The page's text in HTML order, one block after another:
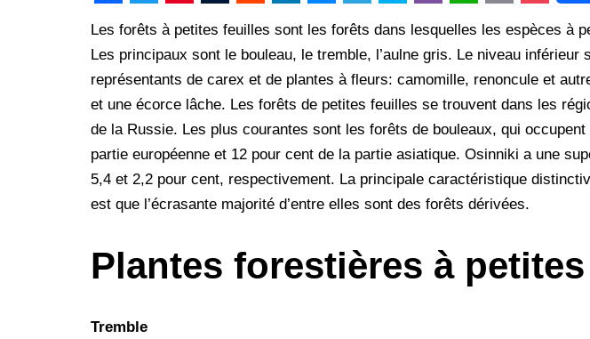
a
c
e
b
o
o
k
T
w
i
t
t
e
r
P
i
n
t
e
r
e
s
u
m
b
l
r
R
e
d
d
i
t
i
n
k
e
d
I
n
M
e
s
s
e
n
g
e
T
e
l
e
g
r
a
m
S
k
y
p
e
i
b
e
r
W
h
a
t
s
A
p
p
m
a
i
l
P
o
c
k
e
t
Les forêts à petites feuilles sont les forêts dans lesquelles les espèces à
Les principaux sont le bouleau, le tremble, l’aulne gris. Le niveau inférieur
représentants de carex et de plantes à fleurs: camomille, renoncule et
et une écorce lâche. Les forêts de petites feuilles se trouvent dans les
de la Russie. Les plus courantes sont les forêts de bouleaux, qui
partie européenne et 12 pour cent de la partie asiatique. Osinniki a une
5,4 et 2,2 pour cent, respectivement. La principale caractéristique
est que l’écrasante majorité d’entre elles sont des forêts dérivées.
Plantes forestières à
Tremble